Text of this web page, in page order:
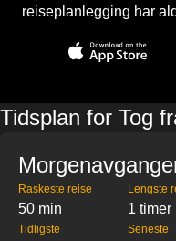
reiseplanlegging har
Tidsplan for Tog
Raskeste reise
50 min
Lengste
1 timer
Tidligste Seneste